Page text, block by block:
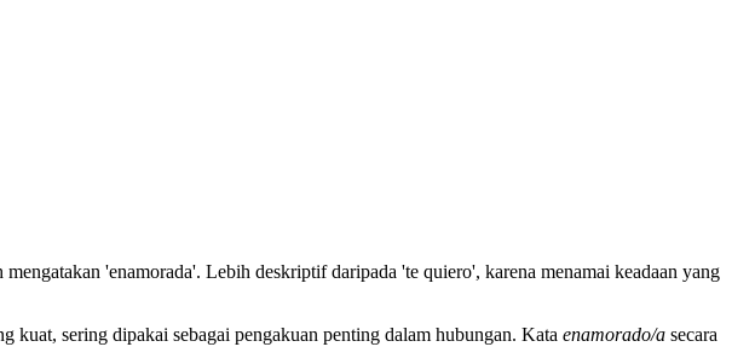
'enamorada'. Lebih deskriptif daripada 'te quiero', karena menamai keadaan yang
kuat, sering dipakai sebagai pengakuan penting dalam hubungan. Kata enamorado/a secara